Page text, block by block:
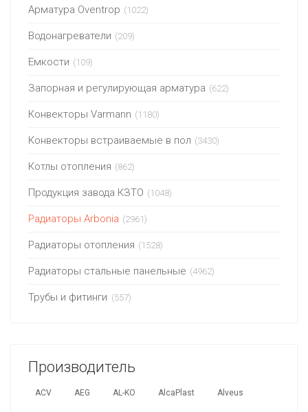
Арматура Oventrop (1022)
Водонагреватели (209)
Емкости (109)
Запорная и регулирующая арматура (622)
Конвекторы Varmann (1180)
Конвекторы встраиваемые в пол (3430)
Котлы отопления (862)
Продукция завода КЗТО (1048)
Радиаторы Arbonia (2961)
Радиаторы отопления (1528)
Радиаторы стальные панельные (4962)
Трубы и фитинги (557)
Производитель
ACV AEG AL-KO AlcaPlast Alveus